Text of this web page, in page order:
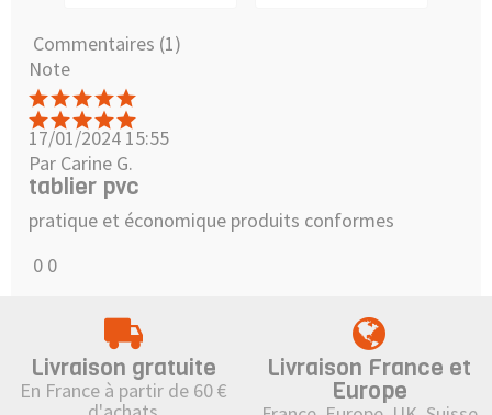
Commentaires (1)
Note
17/01/2024 15:55
Par Carine G.
tablier pvc
pratique et économique produits conformes
0 0
Livraison gratuite
En France à partir de 60 €
Livraison France et
Europe